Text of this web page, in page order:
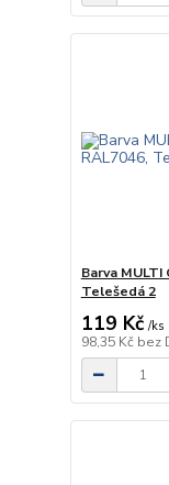
Barva MULTI
Telešedá 2
119 Kč /ks
98,35 Kč bez